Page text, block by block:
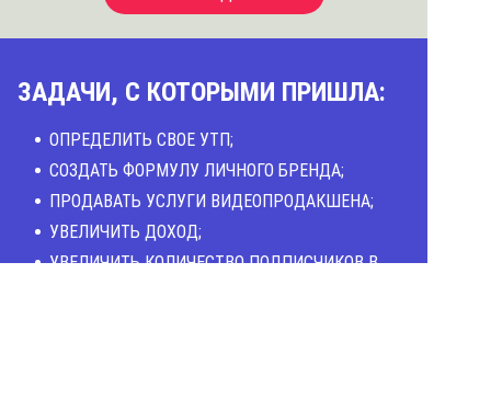
ЗАДАЧИ, С КОТОРЫМИ ПРИШЛА:
ОПРЕДЕЛИТЬ СВОЕ УТП;
СОЗДАТЬ ФОРМУЛУ ЛИЧНОГО БРЕНДА;
ПРОДАВАТЬ УСЛУГИ ВИДЕОПРОДАКШЕНА;
УВЕЛИЧИТЬ ДОХОД;
УВЕЛИЧИТЬ КОЛИЧЕСТВО ПОДПИСЧИКОВ В